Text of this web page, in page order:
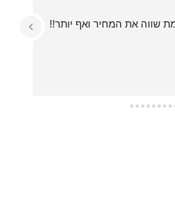
שווה את המחיר ואף יותר!!